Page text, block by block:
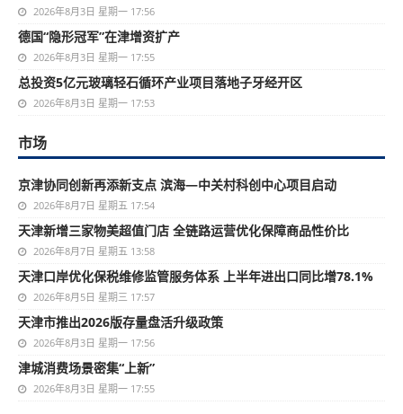
2026年8月3日 星期一 17:56
德国“隐形冠军”在津增资扩产
2026年8月3日 星期一 17:55
总投资5亿元玻璃轻石循环产业项目落地子牙经开区
2026年8月3日 星期一 17:53
市场
京津协同创新再添新支点 滨海—中关村科创中心项目启动
2026年8月7日 星期五 17:54
天津新增三家物美超值门店 全链路运营优化保障商品性价比
2026年8月7日 星期五 13:58
天津口岸优化保税维修监管服务体系 上半年进出口同比增78.1%
2026年8月5日 星期三 17:57
天津市推出2026版存量盘活升级政策
2026年8月3日 星期一 17:56
津城消费场景密集“上新”
2026年8月3日 星期一 17:55